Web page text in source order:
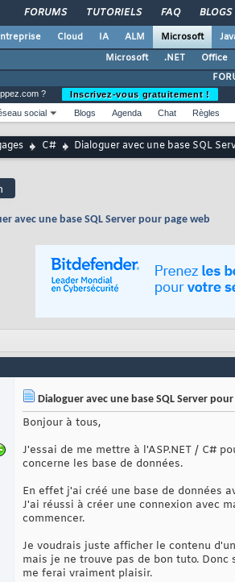
FORUMS TUTORIELS FAQ BLOGS
Cloud IA ALM Microsoft
Microsoft
.NET Office
?
Inscrivez-vous gratuitement !
social Blogs Agenda Chat Règles
C# Dialoguer avec une base SQL
avec une base SQL Server pour page web
Dialoguer avec une base SQL Server
Bonjour à tous,
J'essai de me mettre à l'ASP.NET / C#
concerne les base de données.
En effet j'ai créé une base de données
J'ai réussi à créer une connexion avec
commencer.
Je voudrais juste afficher le contenu
mais je ne trouve pas de bon tuto.
me ferai vraiment plaisir.